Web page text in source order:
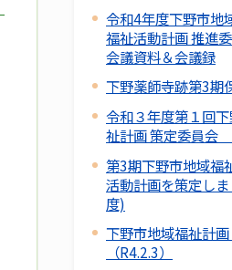
令和4年度下野市地
福祉活動計画 推進
会議資料＆会議録
下野薬師寺跡第3期
令和３年度第１回
祉計画 策定委員会
第3期下野市地域福
活動計画を策定し
度)
下野市地域福祉計
（R4.2.3）